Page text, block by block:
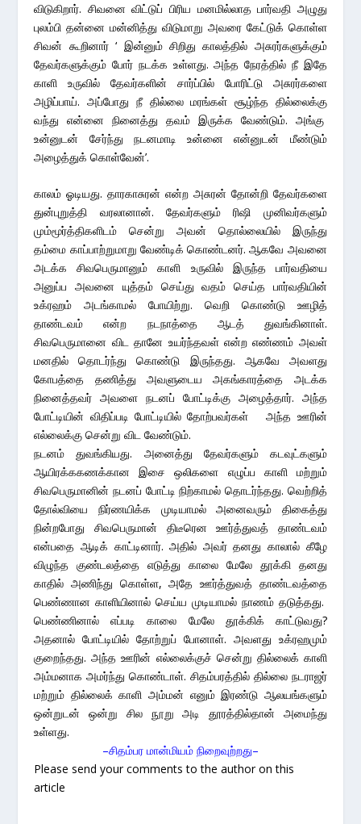
விடுகிறார். சிவனை விட்டுப் பிரிய மனமில்லாத பார்வதி அழுது
புலம்பி தன்னை மன்னித்து விடுமாறு அவரை கேட்டுக் கொள்ள
சிவன் கூறினார் ‘ இன்னும் சிறிது காலத்தில் அசுரர்களுக்கும்
தேவர்களுக்கும் போர் நடக்க உள்ளது. அந்த நேரத்தில் நீ இதே
காளி உருவில் தேவர்களின் சார்ப்பில் போரிட்டு அசுரர்களை
அழிப்பாய். அப்போது நீ தில்லை மரங்கள் சூழ்ந்த தில்லைக்கு
வந்து என்னை நினைத்து தவம் இருக்க வேண்டும். அங்கு
உன்னுடன் சேர்ந்து நடனமாடி உன்னை என்னுடன் மீண்டும்
அழைத்துக் கொள்வேன்’.
காலம் ஓடியது. தாரகாசுரன் என்ற அசுரன் தோன்றி தேவர்களை
துன்புறுத்தி வரலானான். தேவர்களும் ரிஷி முனிவர்களும்
மும்மூர்த்திகளிடம் சென்று அவன் தொல்லையில் இருந்து
தம்மை காப்பாற்றுமாறு வேண்டிக் கொண்டனர். ஆகவே அவனை
அடக்க சிவபெருமானும் காளி உருவில் இருந்த பார்வதியை
அனுப்ப அவனை யுத்தம் செய்து வதம் செய்த பார்வதியின்
உக்ரஹம் அடங்காமல் போயிற்று. வெறி கொண்டு ஊழித்
தாண்டவம் என்ற நடநாத்தை ஆடத் துவங்கினாள்.
சிவபெருமானை விட தானே உயர்ந்தவள் என்ற எண்ணம் அவள்
மனதில் தொடர்ந்து கொண்டு இருந்தது. ஆகவே அவளது
கோபத்தை தணித்து அவளுடைய அகங்காரத்தை அடக்க
நினைத்தவர் அவளை நடனப் போட்டிக்கு அழைத்தார். அந்த
போட்டியின் விதிப்படி போட்டியில் தோற்பவர்கள் அந்த ஊரின்
எல்லைக்கு சென்று விட வேண்டும்.
நடனம் துவங்கியது. அனைத்து தேவர்களும் கடவுட்களும்
ஆயிரக்ககணக்கான இசை ஒலிகளை எழுப்ப காளி மற்றும்
சிவபெருமானின் நடனப் போட்டி நிற்காமல் தொடர்ந்தது. வெற்றித்
தோல்வியை நிர்ணயிக்க முடியாமல் அனைவரும் திகைத்து
நின்றபோது சிவபெருமான் திடீரென ஊர்த்துவத் தாண்டவம்
என்பதை ஆடிக் காட்டினார். அதில் அவர் தனது காலால் கீழே
விழுந்த குண்டலத்தை எடுத்து காலை மேலே தூக்கி தனது
காதில் அணிந்து கொள்ள, அதே ஊர்த்துவத் தாண்டவத்தை
பெண்ணான காளியினால் செய்ய முடியாமல் நாணம் தடுத்தது.
பெண்ணினால் எப்படி காலை மேலே தூக்கிக் காட்டுவது?
அதனால் போட்டியில் தோற்றுப் போனாள். அவளது உக்ரஹமும்
குறைந்தது. அந்த ஊரின் எல்லைக்குச் சென்று தில்லைக் காளி
அம்மனாக அமர்ந்து கொண்டாள். சிதம்பரத்தில் தில்லை நடராஜர்
மற்றும் தில்லைக் காளி அம்மன் எனும் இரண்டு ஆலயங்களும்
ஒன்றுடன் ஒன்று சில நூறு அடி தூரத்தில்தான் அமைந்து
உள்ளது.
–சிதம்பர மான்மியம் நிறைவுற்றது–
Please send your comments to the author on this
article